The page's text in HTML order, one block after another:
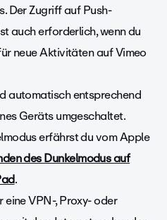
Der Zugriff auf Push-
auch erforderlich, wenn du
neue Aktivitäten auf Vimeo
automatisch entsprechend
Geräts umgeschaltet.
erfährst du vom Apple
des Dunkelmodus auf
.
VPN-, Proxy- oder